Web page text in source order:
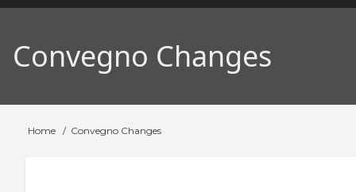
Convegno Changes
Briciole
Home Convegno Changes